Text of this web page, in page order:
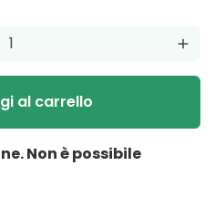
add
al carrello
Non è possibile